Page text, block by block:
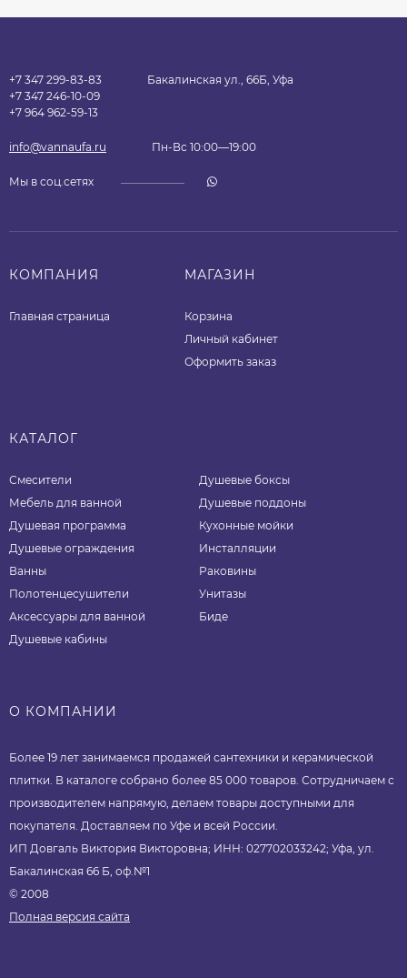
+7 347 299-83-83
+7 347 246-10-09
+7 964 962-59-13
Бакалинская ул., 66Б, Уфа
info@vannaufa.ru Пн-Вс 10:00—19:00
Мы в соц.сетях
КОМПАНИЯ
Главная страница
МАГАЗИН
Корзина
Личный кабинет
Оформить заказ
КАТАЛОГ
Смесители
Мебель для ванной
Душевая программа
Душевые ограждения
Ванны
Полотенцесушители
Аксессуары для ванной
Душевые кабины
Душевые боксы
Душевые поддоны
Кухонные мойки
Инсталляции
Раковины
Унитазы
Биде
О КОМПАНИИ
Более 19 лет занимаемся продажей сантехники и керамической
плитки. В каталоге собрано более 85 000 товаров. Сотрудничаем с
производителем напрямую, делаем товары доступными для
покупателя. Доставляем по Уфе и всей России.
ИП Довгаль Виктория Викторовна; ИНН: 027702033242; Уфа, ул.
Бакалинская 66 Б, оф.№1
© 2008
Полная версия сайта